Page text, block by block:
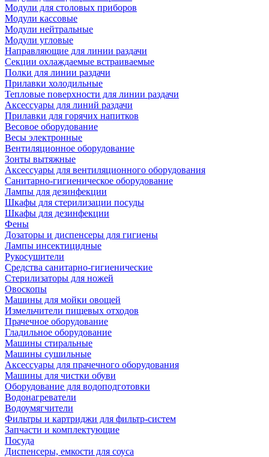
Модули для столовых приборов
Модули кассовые
Модули нейтральные
Модули угловые
Направляющие для линии раздачи
Секции охлаждаемые встраиваемые
Полки для линии раздачи
Прилавки холодильные
Тепловые поверхности для линии раздачи
Аксессуары для линий раздачи
Прилавки для горячих напитков
Весовое оборудование
Весы электронные
Вентиляционное оборудование
Зонты вытяжные
Аксессуары для вентиляционного оборудования
Санитарно-гигиеническое оборудование
Лампы для дезинфекции
Шкафы для стерилизации посуды
Шкафы для дезинфекции
Фены
Дозаторы и диспенсеры для гигиены
Лампы инсектицидные
Рукосушители
Средства санитарно-гигиенические
Стерилизаторы для ножей
Овоскопы
Машины для мойки овощей
Измельчители пищевых отходов
Прачечное оборудование
Гладильное оборудование
Машины стиральные
Машины сушильные
Аксессуары для прачечного оборудования
Машины для чистки обуви
Оборудование для водоподготовки
Водонагреватели
Водоумягчители
Фильтры и картриджи для фильтр-систем
Запчасти и комплектующие
Посуда
Диспенсеры, емкости для соуса